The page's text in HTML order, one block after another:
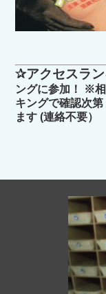
✰アクセスラ
ングに参加！ ※
キングで確認次
ます (連絡不要）